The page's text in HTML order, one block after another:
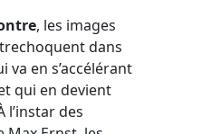
, les images
dans
en s’accélérant
qui en devient
l’instar des